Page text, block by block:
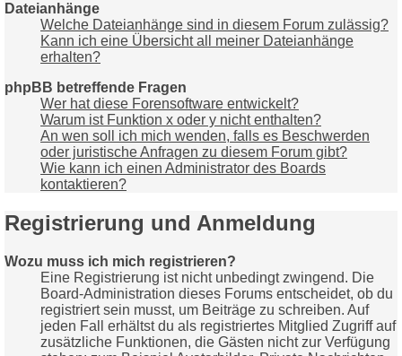
Dateianhänge
Welche Dateianhänge sind in diesem Forum zulässig?
Kann ich eine Übersicht all meiner Dateianhänge
erhalten?
phpBB betreffende Fragen
Wer hat diese Forensoftware entwickelt?
Warum ist Funktion x oder y nicht enthalten?
An wen soll ich mich wenden, falls es Beschwerden
oder juristische Anfragen zu diesem Forum gibt?
Wie kann ich einen Administrator des Boards
kontaktieren?
Registrierung und Anmeldung
Wozu muss ich mich registrieren?
Eine Registrierung ist nicht unbedingt zwingend. Die
Board-Administration dieses Forums entscheidet, ob du
registriert sein musst, um Beiträge zu schreiben. Auf
jeden Fall erhältst du als registriertes Mitglied Zugriff auf
zusätzliche Funktionen, die Gästen nicht zur Verfügung